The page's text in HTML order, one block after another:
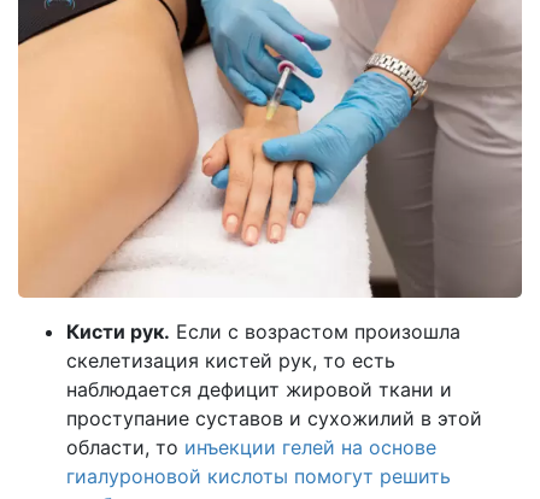
Кисти рук. Если с возрастом произошла
скелетизация кистей рук, то есть
наблюдается дефицит жировой ткани и
проступание суставов и сухожилий в этой
области, то инъекции гелей на основе
гиалуроновой кислоты помогут решить